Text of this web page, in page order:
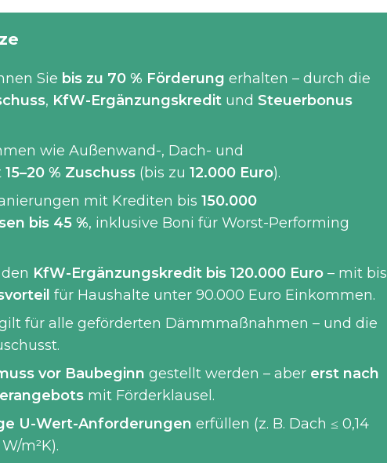
Sie bis zu 70 % Förderung erhalten – durch die
, KfW-Ergänzungskredit und Steuerbonus
wie Außenwand-, Dach- und
15–20 % Zuschuss (bis zu 12.000 Euro).
mit Krediten bis 150.000
bis 45 %, inklusive Boni für Worst-Performing
KfW-Ergänzungskredit bis 120.000 Euro – mit bis
für Haushalte unter 90.000 Euro Einkommen.
für alle geförderten Dämmmaßnahmen – und die
vor Baubeginn gestellt werden – aber erst nach
mit Förderklausel.
U-Wert-Anforderungen erfüllen (z. B. Dach ≤ 0,14
m²K).